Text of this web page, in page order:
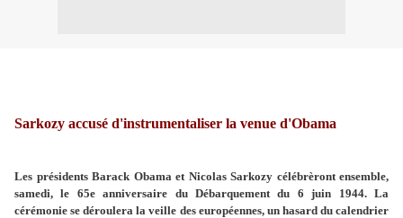
Sarkozy accusé d'instrumentaliser la venue d'Obama
Les présidents Barack Obama et Nicolas Sarkozy célébrèront ensemble,
samedi, le 65e anniversaire du Débarquement du 6 juin 1944. La
cérémonie se déroulera la veille des européennes, un hasard du calendrier